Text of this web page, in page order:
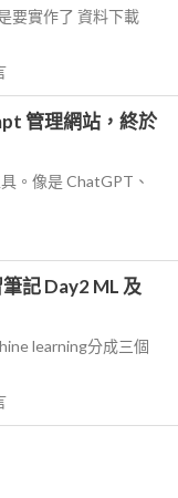
要實作了 資料下載
管理網站，終於
。像是 ChatGPT、
記 Day2 ML 及
learning分成三個